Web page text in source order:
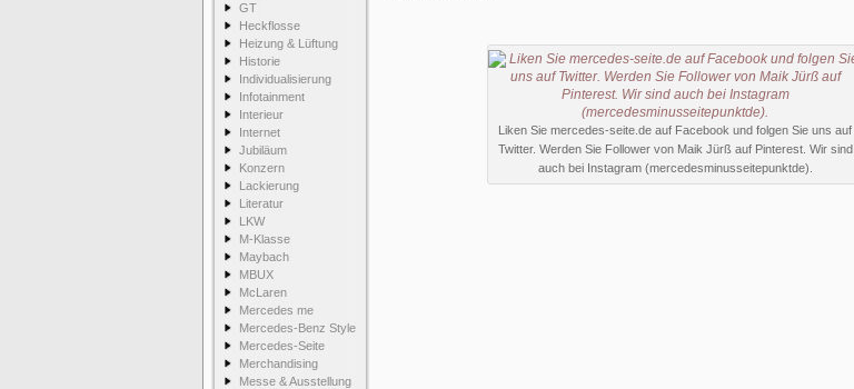
GT
Heckflosse
Heizung & Lüftung
Historie
Individualisierung
Infotainment
Interieur
Internet
Jubiläum
Konzern
Lackierung
Literatur
LKW
M-Klasse
Maybach
MBUX
McLaren
Mercedes me
Mercedes-Benz Style
Mercedes-Seite
Merchandising
Messe & Ausstellung
Liken Sie mercedes-seite.de auf Facebook und folgen Sie uns auf
Twitter. Werden Sie Follower von Maik Jürß auf Pinterest. Wir sind
auch bei Instagram (mercedesminusseitepunktde).